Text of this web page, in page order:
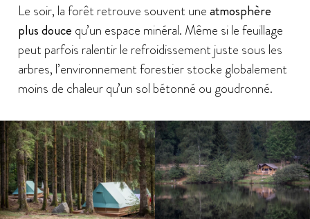
Le soir, la forêt retrouve souvent uneatmosphère
plus douce qu’un espace minéral. Même si le feuillage
peut parfois ralentir le refroidissement juste sous les
arbres, l’environnement forestier stocke globalement
moins de chaleur qu’un sol bétonné ou goudronné.